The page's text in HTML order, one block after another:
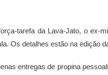
tarefa da Lava-Jato, o ex-
Os detalhes estão na edição
entregas de propina